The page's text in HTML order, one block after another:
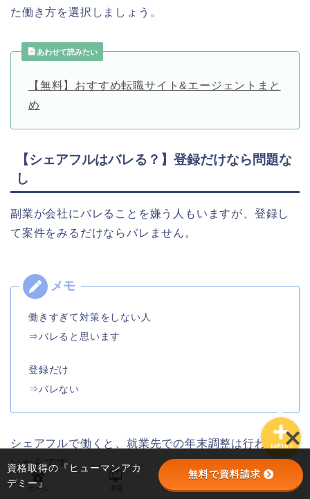
た働き方を選択しましょう。
あわせて読みたい
【無料】おすすめ転職サイト&エージェントまと
め
【シェアフルはバレる？】登録だけなら問題な
し
副業が会社にバレることを嫌う人もいますが、登録し
て案件をみるだけならバレません。
働きすぎて対策をしない人
⇒バレると思います
登録だけ
⇒バレない
シェアフルで働くと、就業先での年末調整は行われな
いからです。
ホーム
MENU
資格取得の『ヒューマンアカ
デミー』
無料で資料請求